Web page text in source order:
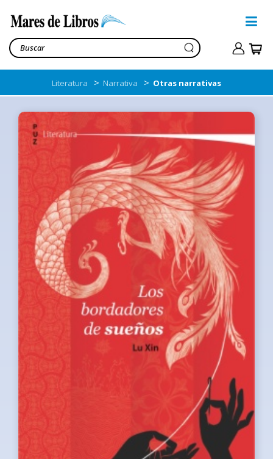
Literatura > Narrativa > Otras narrativas